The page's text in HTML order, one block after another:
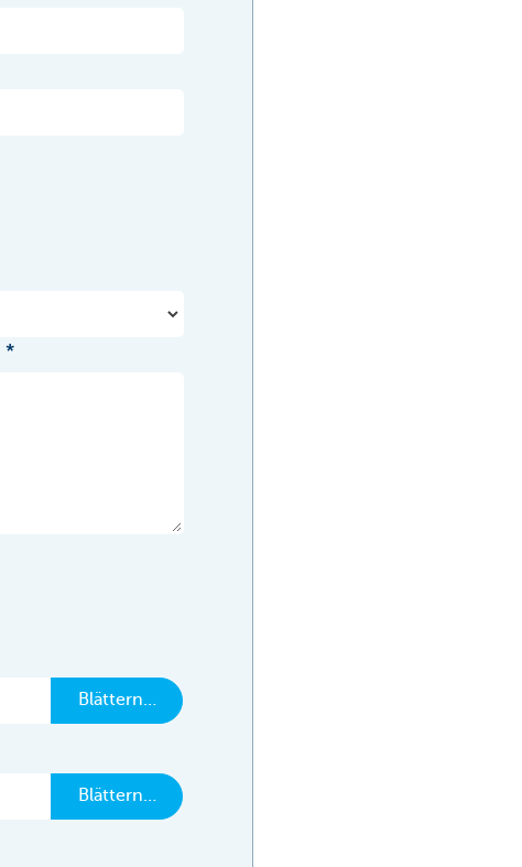
Blättern…
Blättern…